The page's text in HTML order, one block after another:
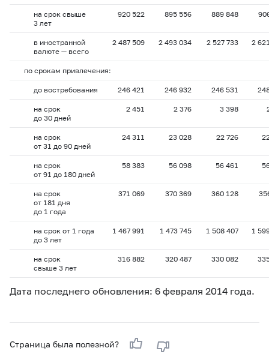
на срок свыше
3 лет
920 522 895 556 889 848
в иностранной
валюте — всего
2 487 509 2 493 034 2 527 733 2
по срокам привлечения:
до востребования 246 421 246 932 246 531
на срок
до 30 дней
2 451 2 376 3 398
на срок
от 31 до 90 дней
24 311 23 028 22 726
на срок
от 91 до 180 дней
58 383 56 098 56 461
на срок
от 181 дня
до 1 года
371 069 370 369 360 128
на срок от 1 года
до 3 лет
1 467 991 1 473 745 1 508 407 1
на срок
свыше 3 лет
316 882 320 487 330 082
Дата последнего обновления: 6 февраля 2014 года.
Страница была полезной?